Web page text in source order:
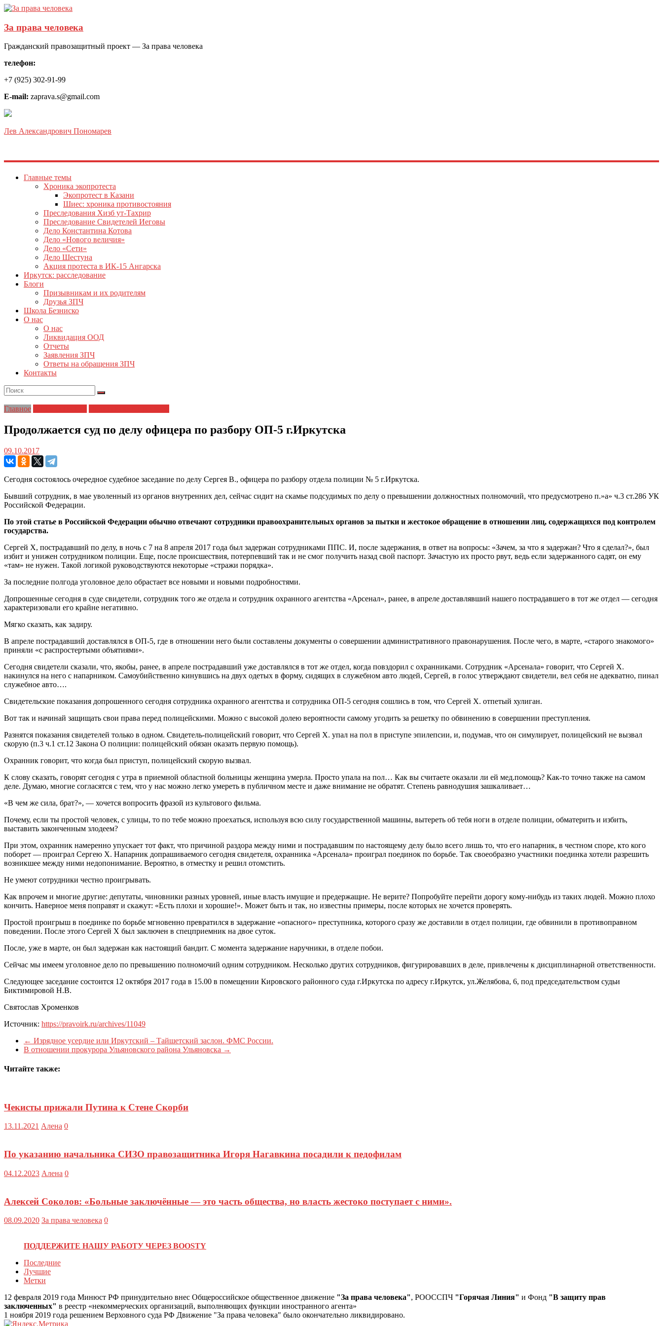
За права человека
Гражданский правозащитный проект — За права человека
телефон:
+7 (925) 302-91-99
E-mail: zaprava.s@gmail.com
Лев Александрович Пономарев
Главные темы
Хроника экопротеста
Экопротест в Казани
Шиес: хроника противостояния
Преследования Хизб ут-Тахрир
Преследование Свидетелей Иеговы
Дело Константина Котова
Дело «Нового величия»
Дело «Сети»
Дело Шестуна
Акция протеста в ИК-15 Ангарска
Иркутск: расследование
Блоги
Призывникам и их родителям
Друзья ЗПЧ
Школа Безниско
О нас
О нас
Ликвидация ООД
Отчеты
Заявления ЗПЧ
Ответы на обращения ЗПЧ
Контакты
Главное
Продолжается суд по делу офицера по разбору ОП-5 г.Иркутска
09.10.2017
Сегодня состоялось очередное судебное заседание по делу Сергея В., офицера по разбору отдела полиции № 5 г.Иркутска.
Бывший сотрудник, в мае уволенный из органов внутренних дел, сейчас сидит на скамье подсудимых по делу о превышении должностных полномочий, что предусмотрено п.»а» ч.3 ст.286 УК
Российской Федерации.
По этой статье в Российской Федерации обычно отвечают сотрудники правоохранительных органов за пытки и жестокое обращение в отношении лиц, содержащихся под контролем
государства.
Сергей Х, пострадавший по делу, в ночь с 7 на 8 апреля 2017 года был задержан сотрудниками ППС. И, после задержания, в ответ на вопросы: «Зачем, за что я задержан? Что я сделал?», был
избит и унижен сотрудником полиции. Еще, после происшествия, потерпевший так и не смог получить назад свой паспорт. Зачастую их просто рвут, ведь если задержанного садят, он ему
«там» не нужен. Такой логикой руководствуются некоторые «стражи порядка».
За последние полгода уголовное дело обрастает все новыми и новыми подробностями.
Допрошенные сегодня в суде свидетели, сотрудник того же отдела и сотрудник охранного агентства «Арсенал», ранее, в апреле доставлявший нашего пострадавшего в тот же отдел — сегодня
характеризовали его крайне негативно.
Мягко сказать, как задиру.
В апреле пострадавший доставлялся в ОП-5, где в отношении него были составлены документы о совершении административного правонарушения. После чего, в марте, «старого знакомого»
приняли «с распростертыми объятиями».
Сегодня свидетели сказали, что, якобы, ранее, в апреле пострадавший уже доставлялся в тот же отдел, когда повздорил с охранниками. Сотрудник «Арсенала» говорит, что Сергей Х.
накинулся на него с напарником. Самоубийственно кинувшись на двух одетых в форму, сидящих в служебном авто людей, Сергей, в голос утверждают свидетели, вел себя не адекватно, пинал
служебное авто….
Свидетельские показания допрошенного сегодня сотрудника охранного агентства и сотрудника ОП-5 сегодня сошлись в том, что Сергей Х. отпетый хулиган.
Вот так и начинай защищать свои права перед полицейскими. Можно с высокой долею вероятности самому угодить за решетку по обвинению в совершении преступления.
Разнятся показания свидетелей только в одном. Свидетель-полицейский говорит, что Сергей Х. упал на пол в приступе эпилепсии, и, подумав, что он симулирует, полицейский не вызвал
скорую (п.3 ч.1 ст.12 Закона О полиции: полицейский обязан оказать первую помощь).
Охранник говорит, что когда был приступ, полицейский скорую вызвал.
К слову сказать, говорят сегодня с утра в приемной областной больницы женщина умерла. Просто упала на пол… Как вы считаете оказали ли ей мед.помощь? Как-то точно также на самом
деле. Думаю, многие согласятся с тем, что у нас можно легко умереть в публичном месте и даже внимание не обратят. Степень равнодушия зашкаливает…
«В чем же сила, брат?», — хочется вопросить фразой из культового фильма.
Почему, если ты простой человек, с улицы, то по тебе можно проехаться, используя всю силу государственной машины, вытереть об тебя ноги в отделе полиции, обматерить и избить,
выставить законченным злодеем?
При этом, охранник намеренно упускает тот факт, что причиной раздора между ними и пострадавшим по настоящему делу было всего лишь то, что его напарник, в честном споре, кто кого
поборет — проиграл Сергею Х. Напарник допрашиваемого сегодня свидетеля, охранника «Арсенала» проиграл поединок по борьбе. Так своеобразно участники поединка хотели разрешить
возникшее между ними недопонимание. Вероятно, в отместку и решил отомстить.
Не умеют сотрудники честно проигрывать.
Как впрочем и многие другие: депутаты, чиновники разных уровней, иные власть имущие и предержащие. Не верите? Попробуйте перейти дорогу кому-нибудь из таких людей. Можно плохо
кончить. Наверное меня поправят и скажут: «Есть плохи и хорошие!». Может быть и так, но известны примеры, после которых не хочется проверять.
Простой проигрыш в поединке по борьбе мгновенно превратился в задержание «опасного» преступника, которого сразу же доставили в отдел полиции, где обвинили в противоправном
поведении. После этого Сергей Х был заключен в спецприемник на двое суток.
После, уже в марте, он был задержан как настоящий бандит. С момента задержание наручники, в отделе побои.
Сейчас мы имеем уголовное дело по превышению полномочий одним сотрудником. Несколько других сотрудников, фигурировавших в деле, привлечены к дисциплинарной ответственности.
Следующее заседание состоится 12 октября 2017 года в 15.00 в помещении Кировского районного суда г.Иркутска по адресу г.Иркутск, ул.Желябова, 6, под председательством судьи
Биктимировой Н.В.
Святослав Хроменков
Источник: https://pravoirk.ru/archives/11049
← Изрядное усердие или Иркутский – Тайшетский заслон. ФМС России.
В отношении прокурора Ульяновского района Ульяновска →
Читайте также:
Чекисты прижали Путина к Стене Скорби
13.11.2021 Алена 0
По указанию начальника СИЗО правозащитника Игоря Нагавкина посадили к педофилам
04.12.2023 Алена 0
Алексей Соколов: «Больные заключённые — это часть общества, но власть жестоко поступает с ними».
08.09.2020 За права человека 0
ПОДДЕРЖИТЕ НАШУ РАБОТУ ЧЕРЕЗ BOOSTY
Последние
Лучшие
Метки
12 февраля 2019 года Минюст РФ принудительно внес Общероссийское общественное движение "За права человека", РООССПЧ "Горячая Линия" и Фонд "В защиту прав
заключенных" в реестр «некоммерческих организаций, выполняющих функции иностранного агента»
1 ноября 2019 года решением Верховного суда РФ Движение "За права человека" было окончательно ликвидировано.